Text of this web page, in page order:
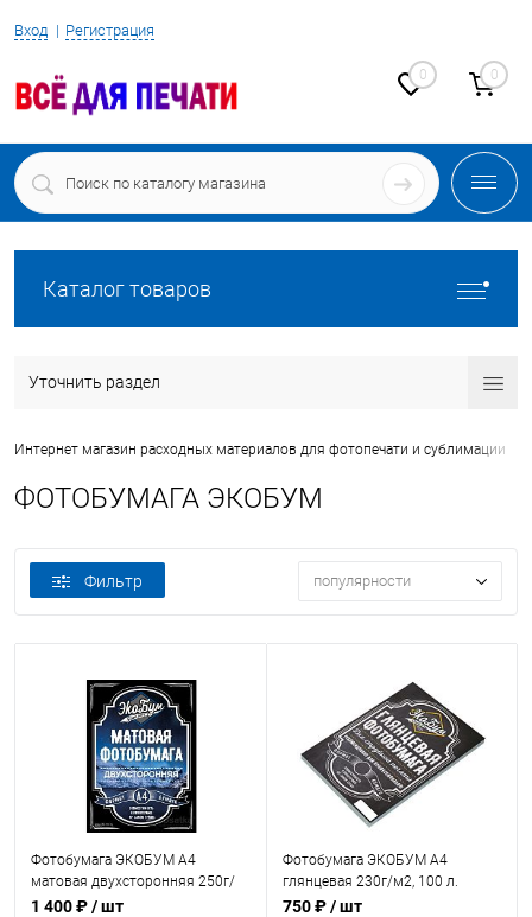
Вход Регистрация
0 0
Каталог товаров
Уточнить раздел
Интернет магазин расходных материалов для фотопечати и сублимации
ФОТОБУМАГА ЭКОБУМ
Фильтр популярности
Фотобумага ЭКОБУМ А4
матовая двухсторонняя 250г/
м2, 100 л. (без лого)
1 400 ₽/ шт
Фотобумага ЭКОБУМ А4
глянцевая 230г/м2, 100 л.
750 ₽/ шт